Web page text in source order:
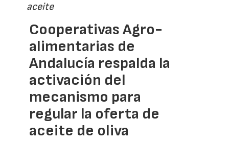
aceite
Cooperativas Agro-
alimentarias de
Andalucía respalda la
activación del
mecanismo para
regular la oferta de
aceite de oliva